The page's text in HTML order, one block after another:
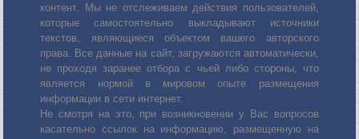
контент. Мы не отслеживаем действия пользователей,
которые самостоятельно выкладывают источники
текстов, являющиеся объектом вашего авторского
права. Все данные на сайт, загружаются автоматически,
не проходя заранее отбора с чьей либо стороны, что
является нормой в мировом опыте размещения
информации в сети интернет.
Не смотря на это, при возникновении у Вас вопросов
касательно ссылок на информацию, размещенную на